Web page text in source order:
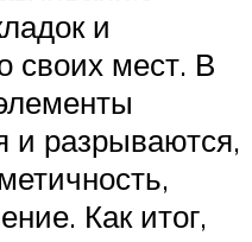
и
своих мест. В
разрываются,
Как итог,